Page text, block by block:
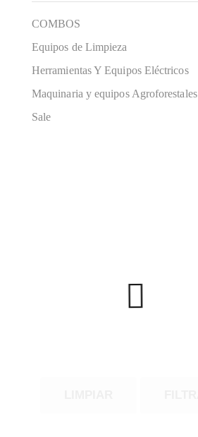
COMBOS
Equipos de Limpieza
Herramientas Y Equipos Eléctricos
Maquinaria y equipos Agroforestales
Sale